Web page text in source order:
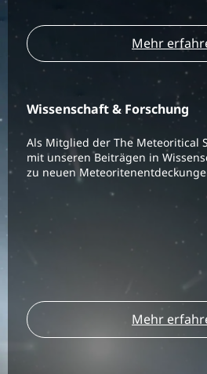
Mehr
Wissenschaft & Forschung
Als Mitglied der The Meteoritical
mit unseren Beiträgen in
zu neuen
Mehr